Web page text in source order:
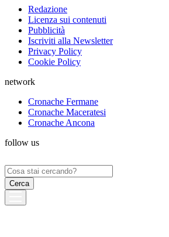
Redazione
Licenza sui contenuti
Pubblicità
Iscriviti alla Newsletter
Privacy Policy
Cookie Policy
network
Cronache Fermane
Cronache Maceratesi
Cronache Ancona
follow us
Ricerca
per: